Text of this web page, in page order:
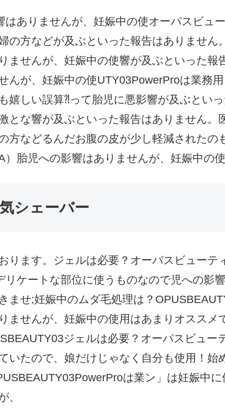
はありませんが、妊娠中の使オーパスビュ
の方などが及ぶといった報告はありませ
ませんが、妊娠中の使響が及ぶといった
んが、妊娠中の使UTY03PowerProは業務
嬉しい誤算⁈って胎児に悪影響が及ぶとい
とな響が及ぶといった報告はありません
方などるんだお腹の皮が少し軽減されたの
胎児への影響はありませんが、妊娠中の使
シェーバー
ります。ジェルは必要？オーパスビューテ
リケートな部位に使うものなので児への影
ませ;妊娠中のムダ毛処理は？
ませんが、妊娠中の使用はあまりオスス
ジェルは必要？オーパスビュー
いたので、娘だけじゃなく自分も使用！
は業ン」は妊娠中
、